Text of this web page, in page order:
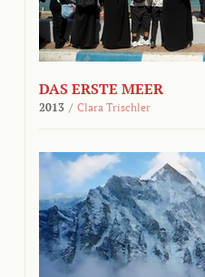
DAS ERSTE MEER
2013 / Clara Trischler